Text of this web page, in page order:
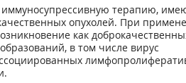
терапию,
опухолей. При
как
в том числе вирус